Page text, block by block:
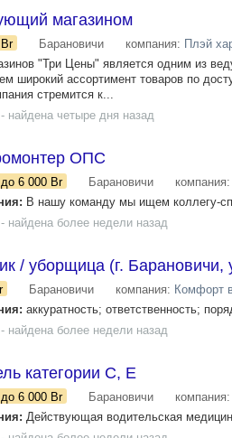
магазином
Br Барановичи компания: Плэй
"Три Цены" является одним из
широкий ассортимент товаров по
стремится к...
- найдена четыре дня назад
ОПС
до 6 000 Br Барановичи компания:
В нашу команду мы ищем коллегу-
- найдена более недели назад
/ уборщица (г. Барановичи,
Барановичи компания: Комфорт
аккуратность; ответственность;
- найдена более недели назад
категории C, Е
до 6 000 Br Барановичи компания:
Действующая водительская